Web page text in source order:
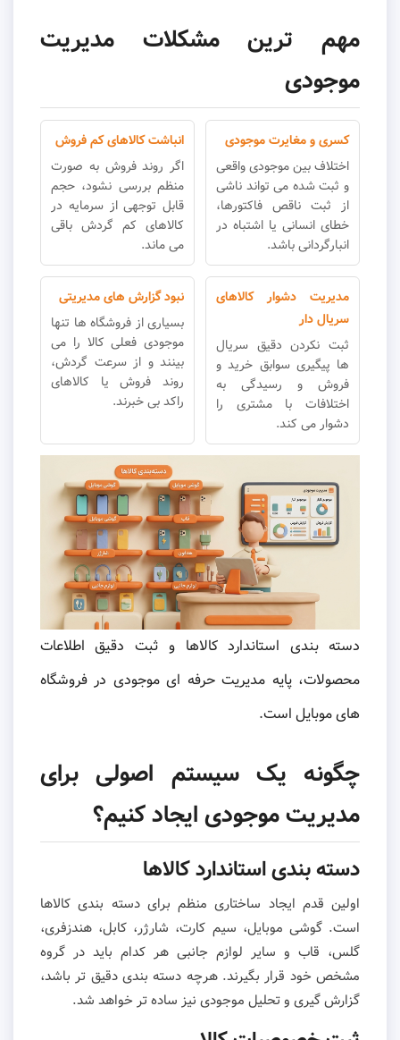
مهم ترین مشکلات مدیریت
موجودی
کسری و مغایرت موجودی
اختلاف بین موجودی واقعی
و ثبت شده می تواند ناشی
از ثبت ناقص فاکتورها،
خطای انسانی یا اشتباه در
انبارگردانی باشد.
انباشت کالاهای کم فروش
اگر روند فروش به صورت
منظم بررسی نشود، حجم
قابل توجهی از سرمایه در
کالاهای کم گردش باقی
می ماند.
مدیریت دشوار کالاهای
سریال دار
ثبت نکردن دقیق سریال
ها پیگیری سوابق خرید و
فروش و رسیدگی به
اختلافات با مشتری را
دشوار می کند.
نبود گزارش های مدیریتی
بسیاری از فروشگاه ها تنها
موجودی فعلی کالا را می
بینند و از سرعت گردش،
روند فروش یا کالاهای
راکد بی خبرند.
دسته بندی استاندارد کالاها و ثبت دقیق اطلاعات
محصولات، پایه مدیریت حرفه ای موجودی در فروشگاه
های موبایل است.
چگونه یک سیستم اصولی برای
مدیریت موجودی ایجاد کنیم؟
دسته بندی استاندارد کالاها
اولین قدم ایجاد ساختاری منظم برای دسته بندی کالاها
است. گوشی موبایل، سیم کارت، شارژر، کابل، هندزفری،
گلس، قاب و سایر لوازم جانبی هر کدام باید در گروه
مشخص خود قرار بگیرند. هرچه دسته بندی دقیق تر باشد،
گزارش گیری و تحلیل موجودی نیز ساده تر خواهد شد.